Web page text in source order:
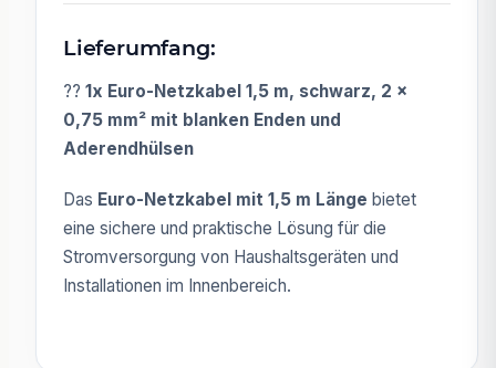
Lieferumfang:
?? 1x Euro-Netzkabel 1,5 m, schwarz, 2 x
0,75 mm² mit blanken Enden und
Aderendhülsen
Das Euro-Netzkabel mit 1,5 m Länge bietet
eine sichere und praktische Lösung für die
Stromversorgung von Haushaltsgeräten und
Installationen im Innenbereich.